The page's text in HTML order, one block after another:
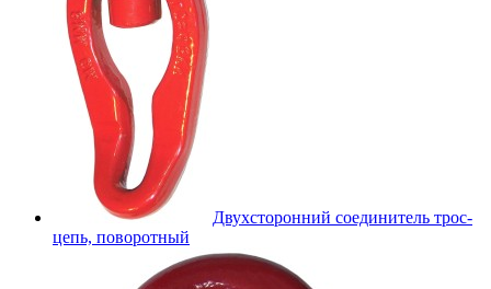
Двухсторонний соединитель трос-
цепь, поворотный